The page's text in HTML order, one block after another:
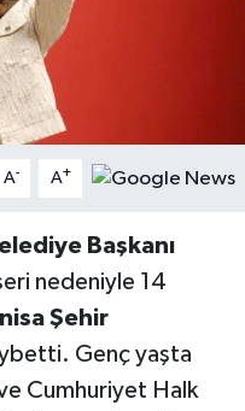
A- A+
Başkanı
nedeniyle 14
Şehir
Genç yaşta
Cumhuriyet Halk